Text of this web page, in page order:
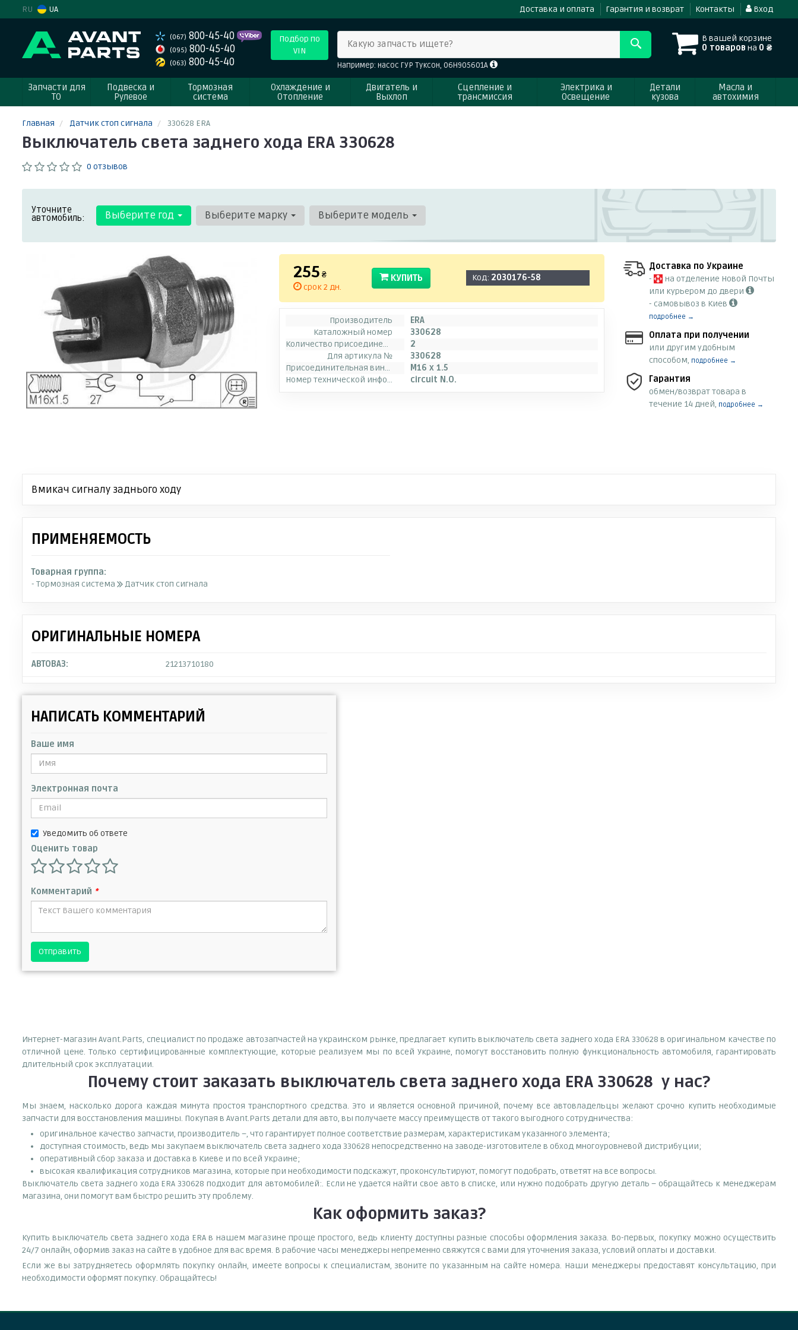
RU UA Доставка и оплата Гарантия и возврат Контакты Вход
(067) 800-45-40
(095) 800-45-40
(063) 800-45-40
Подбор по
VIN
В вашей корзине
0 товаров на 0 ₴
Какую запчасть ищете?
Например: насос ГУР Туксон, 06H905601A
Запчасти для
ТО
Подвеска и
Рулевое
Тормозная
система
Охлаждение и
Отопление
Двигатель и
Выхлоп
Сцепление и
трансмиссия
Электрика и
Освещение
Детали
кузова
Масла и
автохимия
Главная Датчик стоп сигнала 330628 ERA
Выключатель света заднего хода ERA 330628
0 отзывов
Уточните
автомобиль: Выберите год Выберите марку Выберите модель
255 ₴
срок 2 дн.
КУПИТЬ Код: 2030176-58
Производитель
ERA
Каталожный номер
330628
Количество присоединений
2
Для артикула №
330628
Присоединительная винтовая резьба
M16 x 1.5
Номер технической информации
circuit N.O.
Доставка по Украине
-
на отделение Новой Почты
или курьером до двери
- самовывоз в Киев
подробнее →
Оплата при получении
или другим удобным
способом, подробнее →
Гарантия
обмен/возврат товара в
течение 14 дней, подробнее →
Вмикач сигналу заднього ходу
ПРИМЕНЯЕМОСТЬ
Товарная группа:
- Тормозная система
Датчик стоп сигнала
ОРИГИНАЛЬНЫЕ НОМЕРА
АВТОВАЗ: 21213710180
НАПИСАТЬ КОММЕНТАРИЙ
Ваше имя
Электронная почта
Уведомить об ответе
Оценить товар
Комментарий *
Отправить
Интернет-магазин Avant.Parts, специалист по продаже автозапчастей на украинском рынке, предлагает купить выключатель света заднего хода ERA 330628 в оригинальном качестве по
отличной цене. Только сертифицированные комплектующие, которые реализуем мы по всей Украине, помогут восстановить полную функциональность автомобиля, гарантировать
длительный срок эксплуатации.
Почему стоит заказать выключатель света заднего хода ERA 330628 у нас?
Мы знаем, насколько дорога каждая минута простоя транспортного средства. Это и является основной причиной, почему все автовладельцы желают срочно купить необходимые
запчасти для восстановления машины. Покупая в Avant.Parts детали для авто, вы получаете массу преимуществ от такого выгодного сотрудничества:
оригинальное качество запчасти, производитель –, что гарантирует полное соответствие размерам, характеристикам указанного элемента;
доступная стоимость, ведь мы закупаем выключатель света заднего хода 330628 непосредственно на заводе-изготовителе в обход многоуровневой дистрибуции;
оперативный сбор заказа и доставка в Киеве и по всей Украине;
высокая квалификация сотрудников магазина, которые при необходимости подскажут, проконсультируют, помогут подобрать, ответят на все вопросы.
Выключатель света заднего хода ERA 330628 подходит для автомобилей:. Если не удается найти свое авто в списке, или нужно подобрать другую деталь – обращайтесь к менеджерам
магазина, они помогут вам быстро решить эту проблему.
Как оформить заказ?
Купить выключатель света заднего хода ERA в нашем магазине проще простого, ведь клиенту доступны разные способы оформления заказа. Во-первых, покупку можно осуществить
24/7 онлайн, оформив заказ на сайте в удобное для вас время. В рабочие часы менеджеры непременно свяжутся с вами для уточнения заказа, условий оплаты и доставки.
Если же вы затрудняетесь оформлять покупку онлайн, имеете вопросы к специалистам, звоните по указанным на сайте номера. Наши менеджеры предоставят консультацию, при
необходимости оформят покупку. Обращайтесь!